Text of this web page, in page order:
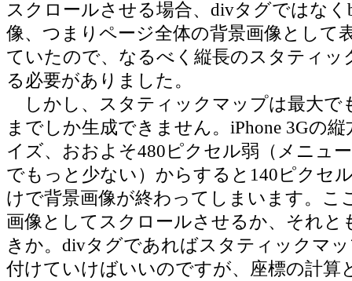
スクロールさせる場合、divタグではな
像、つまりページ全体の背景画像として
ていたので、なるべく縦長のスタティッ
る必要がありました。
しかし、スタティックマップは最大で
までしか生成できません。iPhone 3Gの
イズ、おおよそ480ピクセル弱（メニュ
でもっと少ない）からすると140ピクセ
けで背景画像が終わってしまいます。こ
画像としてスクロールさせるか、それと
きか。divタグであればスタティックマ
付けていけばいいのですが、座標の計算